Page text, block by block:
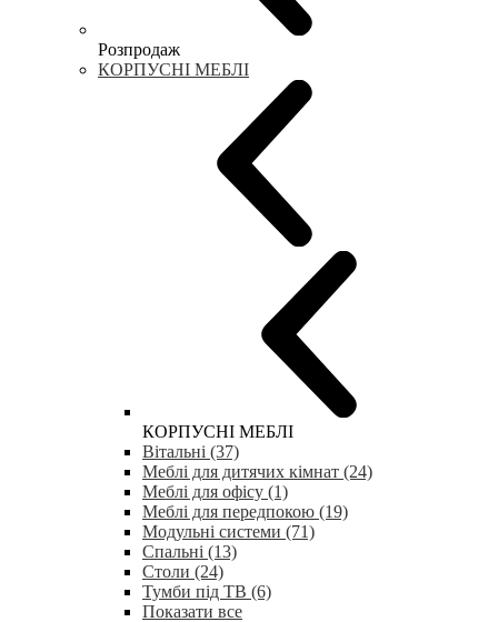
Розпродаж
КОРПУСНІ МЕБЛІ
КОРПУСНІ МЕБЛІ
Вітальні (37)
Меблі для дитячих кімнат (24)
Меблі для офісу (1)
Меблі для передпокою (19)
Модульні системи (71)
Спальні (13)
Столи (24)
Тумби під ТВ (6)
Показати все